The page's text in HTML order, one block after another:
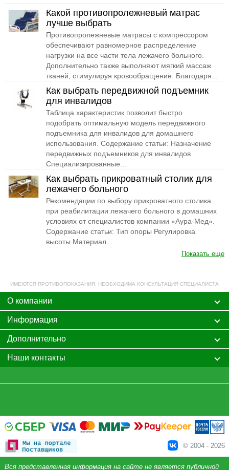
Какой противопролежневый матрас
лучше выбрать
Противопролежневые матрасы с компрессором
обеспечивают равномерное распределение
нагрузки на все части тела лежачего больного.
Дополнительно также выполняют мягкий массаж
тканей, стимулируя кровообращение. Благодаря...
Как выбрать передвижной подъемник
для инвалидов
Таблица характеристик позволит быстро
подобрать оптимальную модель передвижного
подъемника для инвалидов для домашнего
использования. Содержание статьи: Назначение
передвижных подъемников для инвалидов
Специализированные...
Как выбрать прикроватный столик для
лежачего больного
Рекомендации по выбору прикроватного столика
при реабилитации лежачего больного в домашних
условиях от специалистов компании «Аура-Мед».
Содержание статьи: Тип опоры Регулировка
высоты Материал...
Показать еще
ИМЕЮТСЯ ПРОТИВОПОКАЗАНИЯ. НЕОБХОДИМА КОНСУЛЬТАЦИЯ СПЕЦИАЛИСТА
О компании
Информация
Дополнительно
Наши контакты
© 2004 - 2026
Вся представленная информация на сайте не является публичной